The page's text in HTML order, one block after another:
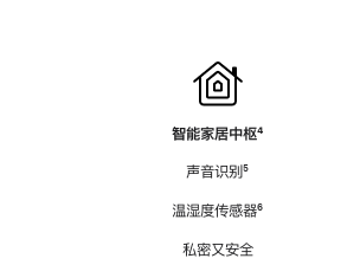
智能家居中枢脚
⁴
声音识别脚
⁵
温湿度传感器脚
⁶
私密又安全